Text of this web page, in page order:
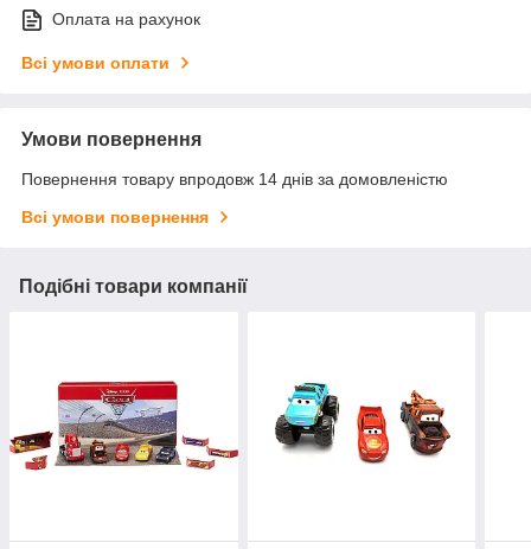
Оплата на рахунок
Всі умови оплати
Умови повернення
Повернення товару впродовж 14 днів за домовленістю
Всі умови повернення
Подібні товари компанії